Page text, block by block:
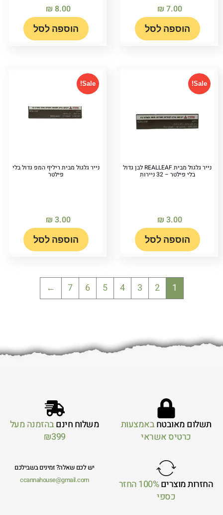
₪ 7.00
הוספה לסל
₪ 8.00
הוספה לסל
Sale!
נייר גלגול מבית REALLEAF לבן גדול
בלי פילטר – 32 ניירות
₪ 3.00
הוספה לסל
Sale!
נייר גלגול מבית ריליף המפ גדול בלי
פילטר
₪ 3.00
הוספה לסל
1
2
3
4
5
6
7
←
תשלום מאובטחבאמצעות
כרטיס אשראי
משלוח חינםבהזמנה מעל
₪399
החזרות מוצרים
100% החזר
כספי
יש לכם שאלה? זמינים בשבילכם
ccannahouse@gmail.com